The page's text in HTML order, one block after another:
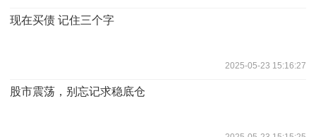
现在买债 记住三个字
2025-05-23 15:16:27
股市震荡，别忘记求稳底仓